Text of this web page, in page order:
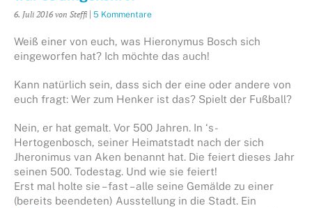
6. Juli 2016von Steffi 5 Kommentare
Weiß einer von euch, was Hieronymus Bosch sich
eingeworfen hat? Ich möchte das auch!
Kann natürlich sein, dass sich der eine oder andere von
euch fragt: Wer zum Henker ist das? Spielt der Fußball?
Nein, er hat gemalt. Vor 500 Jahren. In ‘s-
Hertogenbosch, seiner Heimatstadt nach der sich
Jheronimus van Aken benannt hat. Die feiert dieses Jahr
seinen 500. Todestag. Und wie sie feiert!
Erst mal holte sie – fast – alle seine Gemälde zu einer
(bereits beendeten) Ausstellung in die Stadt. Ein